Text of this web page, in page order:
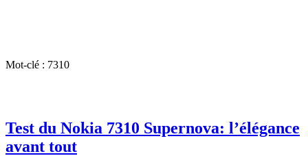
Mot-clé : 7310
Test du Nokia 7310 Supernova: l’élégance
avant tout